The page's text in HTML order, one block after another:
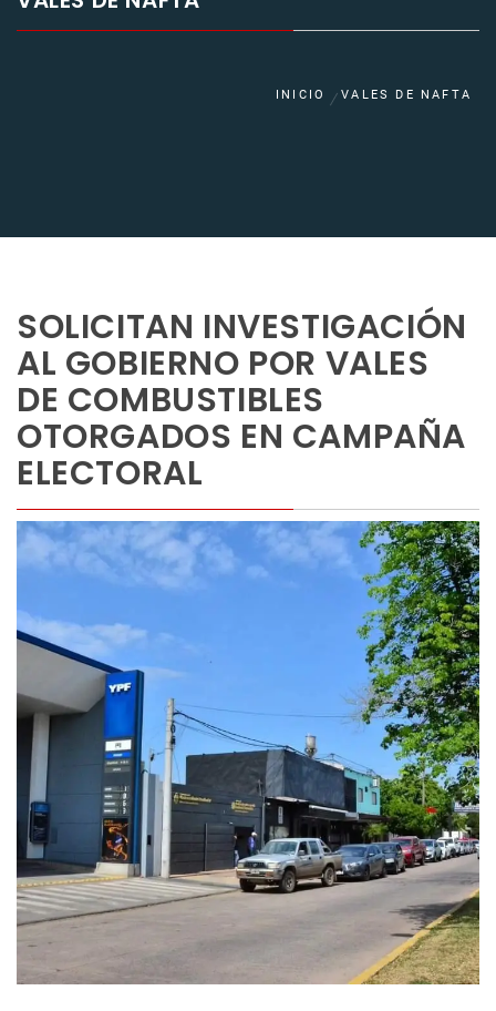
INICIO VALES DE NAFTA
SOLICITAN INVESTIGACIÓN
AL GOBIERNO POR VALES
DE COMBUSTIBLES
OTORGADOS EN CAMPAÑA
ELECTORAL